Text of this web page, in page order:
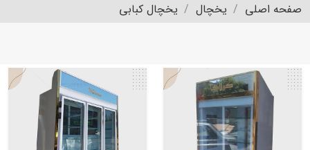
صفحه اصلی یخچال یخچال کبابی